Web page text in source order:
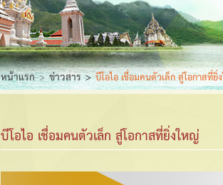
หน้าแรก ข่าวสาร บีโอไอ เชื่อมคนตัวเล็ก สู่โอกาสที่ยิ่
บีโอไอ เชื่อมคนตัวเล็ก สู่โอกาสที่ยิ่งใหญ่